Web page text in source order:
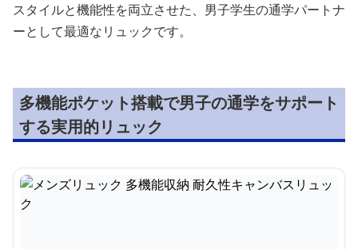
スタイルと機能性を両立させた、男子学生の通学パートナ
ーとして最適なリュックです。
多機能ポケット搭載で男子の通学をサポート
する実用的リュック